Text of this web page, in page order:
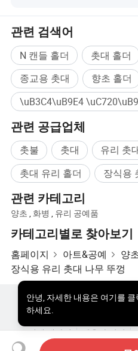
관련 검색어
N 캔들 홀더 촛대 홀더
종교용 촛대
향초 홀더
관련 공급업체
촛불 촛대 유리 촛
촛대 유리 홀더
장식용
관련 카테고리
양초 ,화병 , 유리 공예품
카테고리별로 찾아보기
홈페이지 아트&공예 양
장식용 유리 촛대 나무 뚜껑
안녕, 자세한 내용은 여기를
하세요.
핫한 제품 핫 제품 가격
우리에 대하여
사용자 약관